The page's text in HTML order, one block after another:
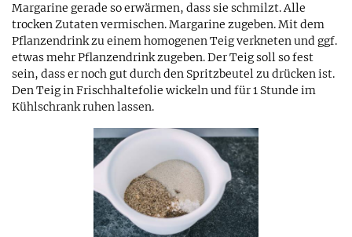
Margarine gerade so erwärmen, dass sie schmilzt. Alle
trocken Zutaten vermischen. Margarine zugeben. Mit dem
Pflanzendrink zu einem homogenen Teig verkneten und ggf.
etwas mehr Pflanzendrink zugeben. Der Teig soll so fest
sein, dass er noch gut durch den Spritzbeutel zu drücken ist.
Den Teig in Frischhaltefolie wickeln und für 1 Stunde im
Kühlschrank ruhen lassen.